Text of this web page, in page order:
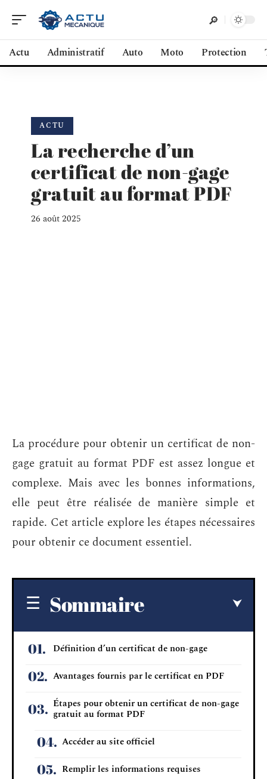
Actu Administratif Auto Moto Protection
ACTU
La recherche d’un
certificat de non-gage
gratuit au format PDF
26 août 2025
La procédure pour obtenir un certificat de non-
gage gratuit au format PDF est assez longue et
complexe. Mais avec les bonnes informations,
elle peut être réalisée de manière simple et
rapide. Cet article explore les étapes nécessaires
pour obtenir ce document essentiel.
Sommaire
Définition d’un certificat de non-gage
Avantages fournis par le certificat en PDF
Étapes pour obtenir un certificat de non-gage
gratuit au format PDF
Accéder au site officiel
Remplir les informations requises